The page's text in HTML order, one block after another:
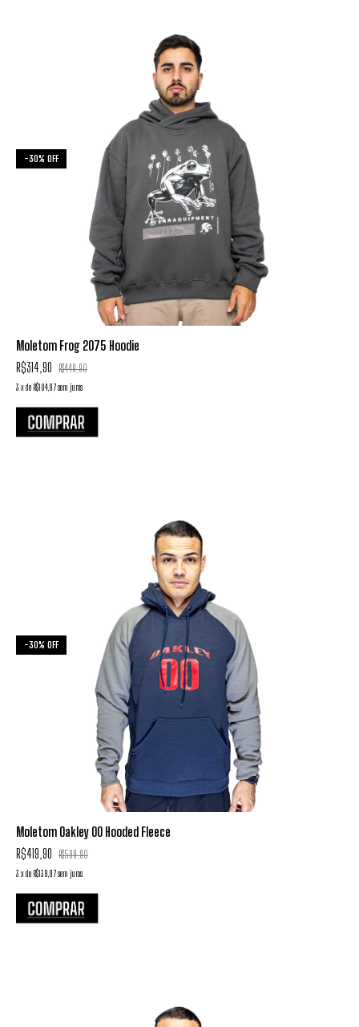
-30% OFF
Moletom Frog 2075 Hoodie
R$314,90 R$449,90
3 xde R$104,97sem juros
-30% OFF
Moletom Oakley 00 Hooded Fleece
R$419,90 R$599,90
3 xde R$139,97sem juros